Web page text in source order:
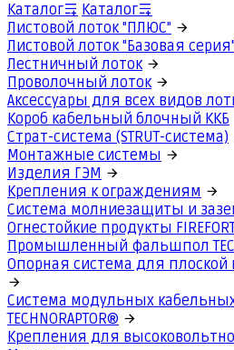
Каталог
Каталог
Листовой лоток "ПЛЮС"
Листовой лоток "Базовая серия"
Лестничный лоток
Проволочный лоток
Аксессуары для всех видов
Короб кабельный блочный ККБ
Страт-система (STRUT-система)
Монтажные системы
Изделия ГЭМ
Крепления к ограждениям
Система молниезащиты и
Огнестойкие продукты
Промышленный фальшпол
Опорная система для плоской
Система модульных
TECHNORAPTOR®
Крепления для